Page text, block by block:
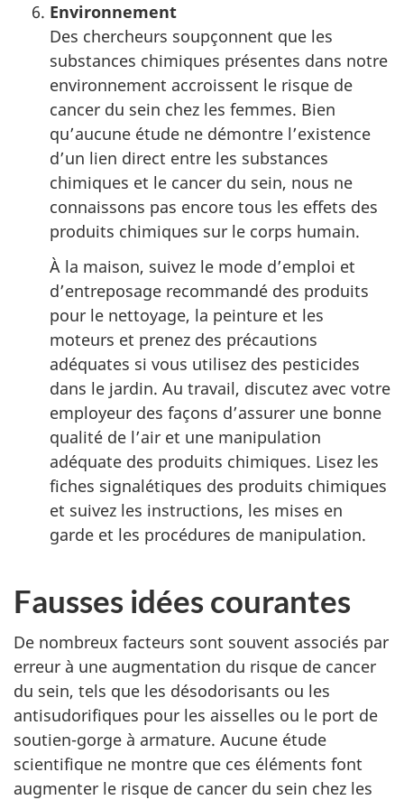
Environnement
Des chercheurs soupçonnent que les
substances chimiques présentes dans notre
environnement accroissent le risque de
cancer du sein chez les femmes. Bien
qu’aucune étude ne démontre l’existence
d’un lien direct entre les substances
chimiques et le cancer du sein, nous ne
connaissons pas encore tous les effets des
produits chimiques sur le corps humain.
À la maison, suivez le mode d’emploi et
d’entreposage recommandé des produits
pour le nettoyage, la peinture et les
moteurs et prenez des précautions
adéquates si vous utilisez des pesticides
dans le jardin. Au travail, discutez avec votre
employeur des façons d’assurer une bonne
qualité de l’air et une manipulation
adéquate des produits chimiques. Lisez les
fiches signalétiques des produits chimiques
et suivez les instructions, les mises en
garde et les procédures de manipulation.
Fausses idées courantes
De nombreux facteurs sont souvent associés par
erreur à une augmentation du risque de cancer
du sein, tels que les désodorisants ou les
antisudorifiques pour les aisselles ou le port de
soutien-gorge à armature. Aucune étude
scientifique ne montre que ces éléments font
augmenter le risque de cancer du sein chez les